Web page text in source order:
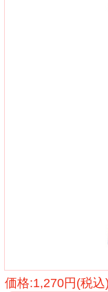
価格:1,270円(税込)